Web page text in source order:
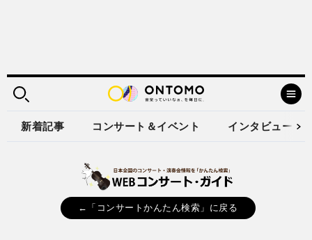
新着記事 コンサート＆イベント インタビュー
←「コンサートかんたん検索」に戻る